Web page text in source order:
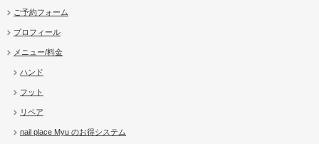
ご予約フォーム
プロフィール
メニュー/料金
ハンド
フット
リペア
nail place Myu のお得システム